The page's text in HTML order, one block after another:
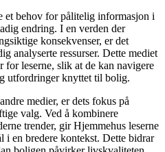
et behov for pålitelig informasjon i
endring. I en verden der
konsekvenser, er det
analyserte ressurser. Dette mediet
for leserne, slik at de kan navigere
utfordringer knyttet til bolig.
medier, er dets fokus på
valg. Ved å kombinere
trender, gir Hjemmehus leserne
i en bredere kontekst. Dette bidrar